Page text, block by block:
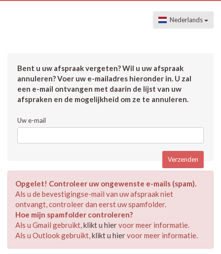
Nederlands
Bent u uw afspraak vergeten? Wil u uw afspraak
annuleren? Voer uw e-mailadres hieronder in. U zal
een e-mail ontvangen met daarin de lijst van uw
afspraken en de mogelijkheid om ze te annuleren.
Uw e-mail
Opgelet! Controleer uw ongewenste e-mails (spam).
Als u de bevestigingse-mail van uw afspraak niet
ontvangt, controleer dan eerst uw spamfolder.
Hoe mijn spamfolder controleren?
Als u Gmail gebruikt,klikt u hiervoor meer informatie.
Als u Outlook gebruikt,klikt u hiervoor meer informatie.